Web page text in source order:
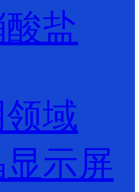
盐
域
示屏